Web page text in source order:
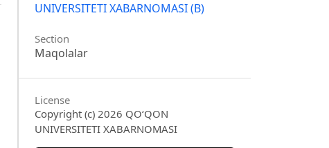
UNIVERSITETI XABARNOMASI (B)
Section
Maqolalar
License
Copyright (c) 2026 QO‘QON
UNIVERSITETI XABARNOMASI